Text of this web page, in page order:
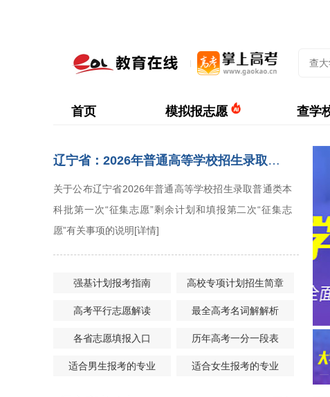
首页 模拟报志愿 查学
辽宁省：2026年普通高等学校招生录取普通类本科批第一次...
关于公布辽宁省2026年普通高等学校招生录取普通类本
科批第一次“征集志愿”剩余计划和填报第二次“征集志
愿”有关事项的说明[详情]
强基计划报考指南 高校专项计划招生简章
高考平行志愿解读 最全高考名词解解析
各省志愿填报入口 历年高考一分一段表
适合男生报考的专业 适合女生报考的专业